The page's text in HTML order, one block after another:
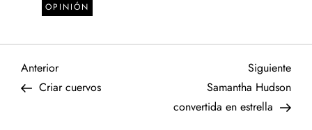
OPINIÓN
N
Entrada
anterior
Anterior
Criar cuervos
Siguiente
Samantha Hudson
convertida en estrella